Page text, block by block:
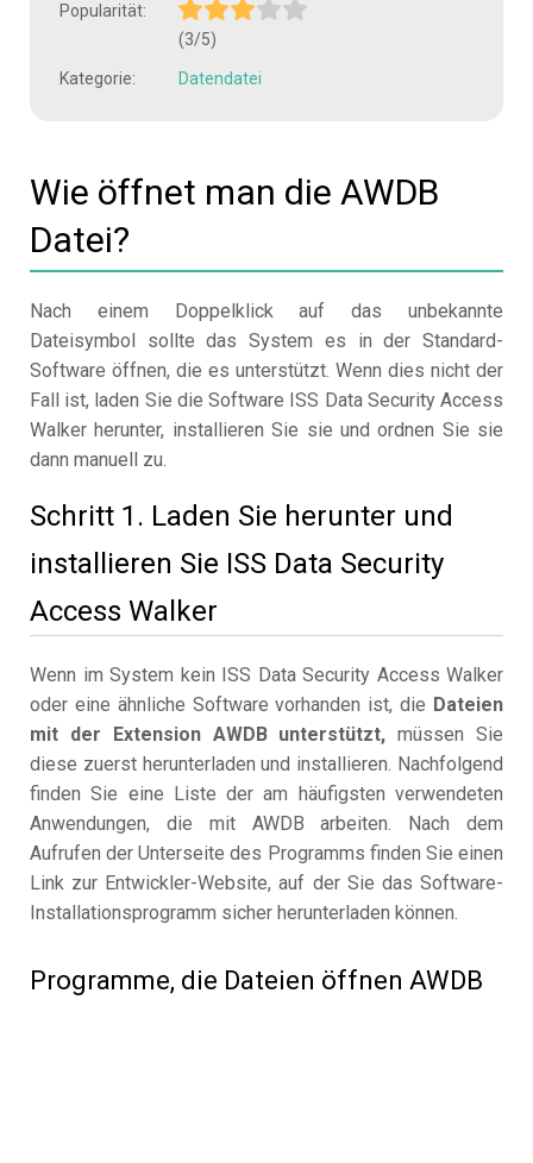
Popularität:
(3/5)
Kategorie: Datendatei
Wie öffnet man die AWDB
Datei?
Nach einem Doppelklick auf das unbekannte
Dateisymbol sollte das System es in der Standard-
Software öffnen, die es unterstützt. Wenn dies nicht der
Fall ist, laden Sie die Software ISS Data Security Access
Walker herunter, installieren Sie sie und ordnen Sie sie
dann manuell zu.
Schritt 1. Laden Sie herunter und
installieren Sie ISS Data Security
Access Walker
Wenn im System kein ISS Data Security Access Walker
oder eine ähnliche Software vorhanden ist, die Dateien
mit der Extension AWDB unterstützt, müssen Sie
diese zuerst herunterladen und installieren. Nachfolgend
finden Sie eine Liste der am häufigsten verwendeten
Anwendungen, die mit AWDB arbeiten. Nach dem
Aufrufen der Unterseite des Programms finden Sie einen
Link zur Entwickler-Website, auf der Sie das Software-
Installationsprogramm sicher herunterladen können.
Programme, die Dateien öffnen AWDB